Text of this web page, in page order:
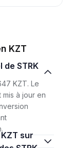
KZT
KZT. Le
à jour en